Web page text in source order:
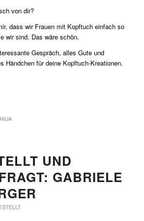
von dir?
dass wir Frauen mit Kopftuch einfach so
wir sind. Das wäre schön.
Gespräch, alles Gute und
Händchen für deine Kopftuch-Kreationen.
UND
GABRIELE